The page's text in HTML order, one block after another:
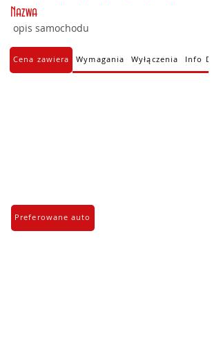
Nazwa
opis samochodu
Cena zawiera Wymagania Wyłączenia Info
Preferowane auto